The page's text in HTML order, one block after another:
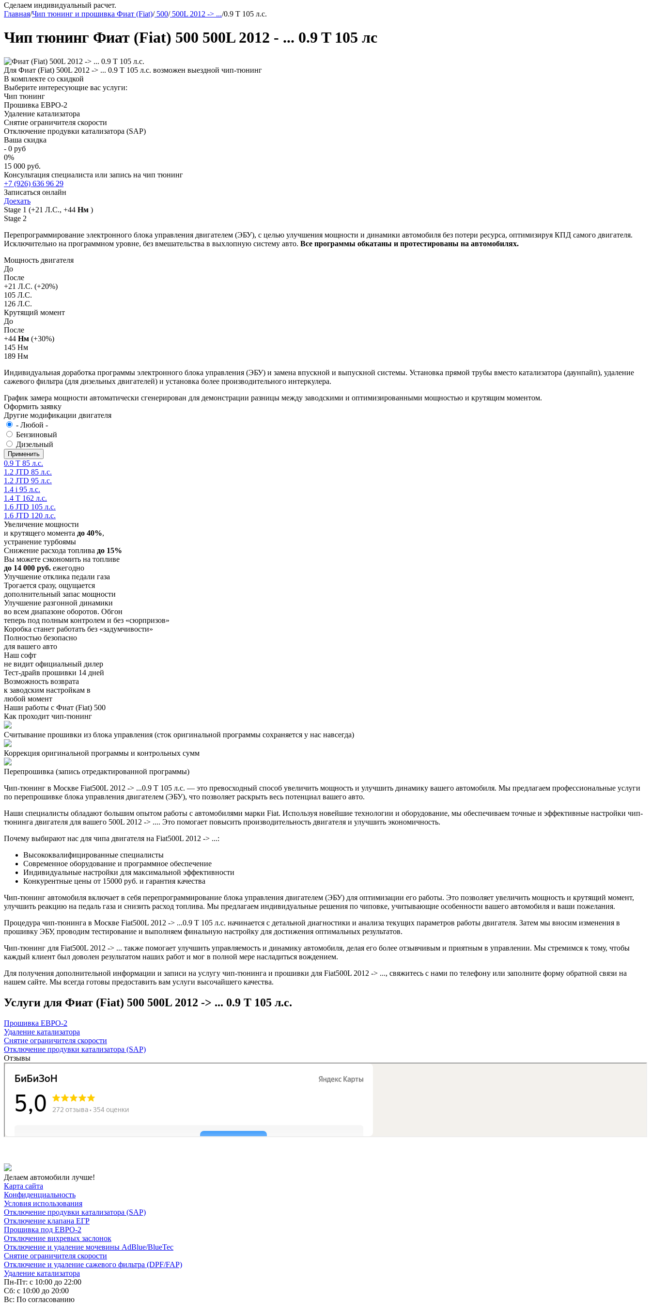
Сделаем индивидуальный расчет.
Главная/Чип тюнинг и прошивка Фиат (Fiat)/500/500L 2012 -> .../0.9 T 105 л.с.
Чип тюнинг Фиат (Fiat) 500 500L 2012 - ... 0.9 T 105 лс
Для Фиат (Fiat) 500L 2012 -> ... 0.9 T 105 л.с. возможен выездной чип-тюнинг
В комплекте со скидкой
Выберите интересующие вас услуги:
Чип тюнинг
Прошивка ЕВРО-2
Удаление катализатора
Снятие ограничителя скорости
Отключение продувки катализатора (SAP)
Ваша скидка
- 0 руб
0%
15 000 руб.
Консультация специалиста или запись на чип тюнинг
+7 (926) 636 96 29
Записаться онлайн
Доехать
Stage 1 (+21 Л.С., +44 Нм )
Stage 2
Перепрограммирование электронного блока управления двигателем (ЭБУ), с целью улучшения мощности и динамики автомобиля без потери ресурса, оптимизируя КПД самого двигателя.
Исключительно на программном уровне, без вмешательства в выхлопную систему авто. Все программы обкатаны и протестированы на автомобилях.
Мощность двигателя
До
После
+21 Л.С. (+20%)
105 Л.С.
126 Л.С.
Крутящий момент
До
После
+44 Нм (+30%)
145 Нм
189 Нм
Индивидуальная доработка программы электронного блока управления (ЭБУ) и замена впускной и выпускной системы. Установка прямой трубы вместо катализатора (даунпайп), удаление
сажевого фильтра (для дизельных двигателей) и установка более производительного интеркулера.
График замера мощности автоматически сгенерирован для демонстрации разницы между заводскими и оптимизированными мощностью и крутящим моментом.
Оформить заявку
Другие модификации двигателя
- Любой -
Бензиновый
Дизельный
0.9 T 85 л.с.
1.2 JTD 85 л.с.
1.2 JTD 95 л.с.
1.4 i 95 л.с.
1.4 T 162 л.с.
1.6 JTD 105 л.с.
1.6 JTD 120 л.с.
Увеличение мощности
и крутящего момента до 40%,
устранение турбоямы
Снижение расхода топлива до 15%
Вы можете сэкономить на топливе
до 14 000 руб. ежегодно
Улучшение отклика педали газа
Трогается сразу, ощущается
дополнительный запас мощности
Улучшение разгонной динамики
во всем диапазоне оборотов. Обгон
теперь под полным контролем и без «сюрпризов»
Коробка станет работать без «задумчивости»
Полностью безопасно
для вашего авто
Наш софт
не видит официальный дилер
Тест-драйв прошивки 14 дней
Возможность возврата
к заводским настройкам в
любой момент
Наши работы с Фиат (Fiat) 500
Как проходит чип-тюнинг
Считывание прошивки из блока управления (сток оригинальной программы сохраняется у нас навсегда)
Коррекция оригинальной программы и контрольных сумм
Перепрошивка (запись отредактированной программы)
Чип-тюнинг в Москве Fiat500L 2012 -> ...0.9 T 105 л.с. — это превосходный способ увеличить мощность и улучшить динамику вашего автомобиля. Мы предлагаем профессиональные услуги
по перепрошивке блока управления двигателем (ЭБУ), что позволяет раскрыть весь потенциал вашего авто.
Наши специалисты обладают большим опытом работы с автомобилями марки Fiat. Используя новейшие технологии и оборудование, мы обеспечиваем точные и эффективные настройки чип-
тюнинга двигателя для вашего 500L 2012 -> .... Это помогает повысить производительность двигателя и улучшить экономичность.
Почему выбирают нас для чипа двигателя на Fiat500L 2012 -> ...:
Высококвалифицированные специалисты
Современное оборудование и программное обеспечение
Индивидуальные настройки для максимальной эффективности
Конкурентные цены от 15000 руб. и гарантия качества
Чип-тюнинг автомобиля включает в себя перепрограммирование блока управления двигателем (ЭБУ) для оптимизации его работы. Это позволяет увеличить мощность и крутящий момент,
улучшить реакцию на педаль газа и снизить расход топлива. Мы предлагаем индивидуальные решения по чиповке, учитывающие особенности вашего автомобиля и ваши пожелания.
Процедура чип-тюнинга в Москве Fiat500L 2012 -> ...0.9 T 105 л.с. начинается с детальной диагностики и анализа текущих параметров работы двигателя. Затем мы вносим изменения в
прошивку ЭБУ, проводим тестирование и выполняем финальную настройку для достижения оптимальных результатов.
Чип-тюнинг для Fiat500L 2012 -> ... также помогает улучшить управляемость и динамику автомобиля, делая его более отзывчивым и приятным в управлении. Мы стремимся к тому, чтобы
каждый клиент был доволен результатом наших работ и мог в полной мере насладиться вождением.
Для получения дополнительной информации и записи на услугу чип-тюнинга и прошивки для Fiat500L 2012 -> ..., свяжитесь с нами по телефону или заполните форму обратной связи на
нашем сайте. Мы всегда готовы предоставить вам услуги высочайшего качества.
Услуги для Фиат (Fiat) 500 500L 2012 -> ... 0.9 T 105 л.с.
Прошивка ЕВРО-2
Удаление катализатора
Снятие ограничителя скорости
Отключение продувки катализатора (SAP)
Отзывы
Делаем автомобили лучше!
Карта сайта
Конфиденциальность
Условия использования
Отключение продувки катализатора (SAP)
Отключение клапана ЕГР
Прошивка под ЕВРО-2
Отключение вихревых заслонок
Отключение и удаление мочевины AdBlue/BlueTec
Снятие ограничителя скорости
Отключение и удаление сажевого фильтра (DPF/FAP)
Удаление катализатора
Пн-Пт: с 10:00 до 22:00
Сб: с 10:00 до 20:00
Вс: По согласованию